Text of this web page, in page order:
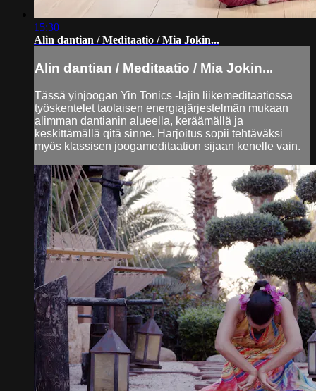
15:30
Alin dantian / Meditaatio / Mia Jokin...
Alin dantian / Meditaatio / Mia Jokin...
Tässä yinjoogan Yin Tonics -lajin liikemeditaatiossa
työskentelet taolaisen energiajärjestelmän mukaan
alimman dantianin alueella, keräämällä ja
keskittämällä qitä sinne. Harjoitus sopii tehtäväksi
myös klassisen joogameditaation sijaan kenelle vain.